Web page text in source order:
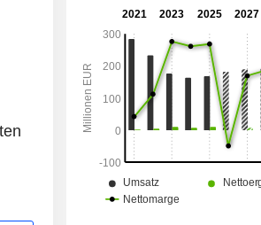
Oy, um nur einige zu nennen.